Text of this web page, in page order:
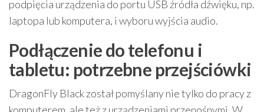
podpięcia urządzenia do portu USB źródła dźwięku, np.
laptopa lub komputera, i wyboru wyjścia audio.
Podłączenie do telefonu i
tabletu: potrzebne przejściówki
DragonFly Black został pomyślany nie tylko do pracy z